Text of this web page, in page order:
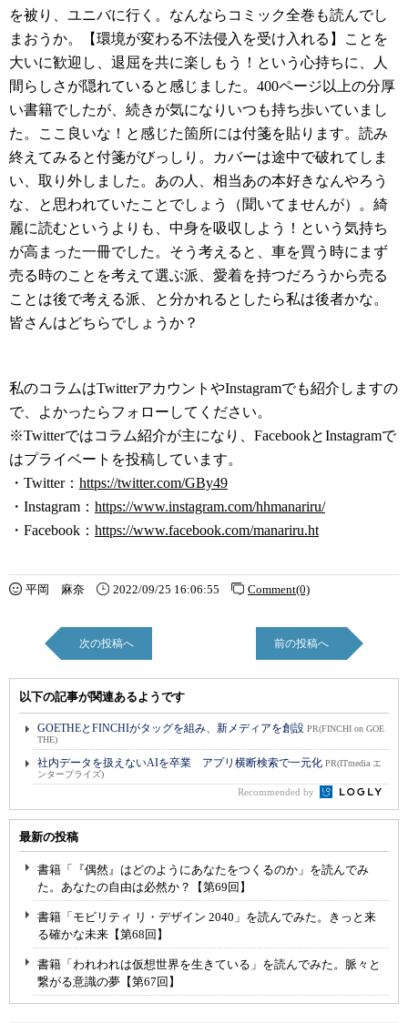
を被り、ユニバに行く。なんならコミック全巻も読んでし
まおうか。【環境が変わる不法侵入を受け入れる】ことを
大いに歓迎し、退屈を共に楽しもう！という心持ちに、人
間らしさが隠れていると感じました。400ページ以上の分厚
い書籍でしたが、続きが気になりいつも持ち歩いていまし
た。ここ良いな！と感じた箇所には付箋を貼ります。読み
終えてみると付箋がびっしり。カバーは途中で破れてしま
い、取り外しました。あの人、相当あの本好きなんやろう
な、と思われていたことでしょう（聞いてませんが）。綺
麗に読むというよりも、中身を吸収しよう！という気持ち
が高まった一冊でした。そう考えると、車を買う時にまず
売る時のことを考えて選ぶ派、愛着を持つだろうから売る
ことは後で考える派、と分かれるとしたら私は後者かな。
皆さんはどちらでしょうか？
私のコラムはTwitterアカウントやInstagramでも紹介しますの
で、よかったらフォローしてください。
※Twitterではコラム紹介が主になり、FacebookとInstagramで
はプライベートを投稿しています。
・Twitter： https://twitter.com/GBy49
・Instagram： https://www.instagram.com/hhmanariru/
・Facebook： https://www.facebook.com/manariru.ht
平岡 麻奈 2022/09/25 16:06:55 Comment(0)
次の投稿へ 前の投稿へ
以下の記事が関連あるようです
GOETHEとFINCHIがタッグを組み、新メディアを創設 PR(FINCHI on GOE
THE)
社内データを扱えないAIを卒業 アプリ横断検索で一元化 PR(ITmedia エ
ンタープライズ)
Recommended by
最新の投稿
書籍「『偶然』はどのようにあなたをつくるのか」を読んでみ
た。あなたの自由は必然か？【第69回】
書籍「モビリティ リ・デザイン 2040」を読んでみた。きっと来
る確かな未来【第68回】
書籍「われわれは仮想世界を生きている」を読んでみた。脈々と
繋がる意識の夢【第67回】